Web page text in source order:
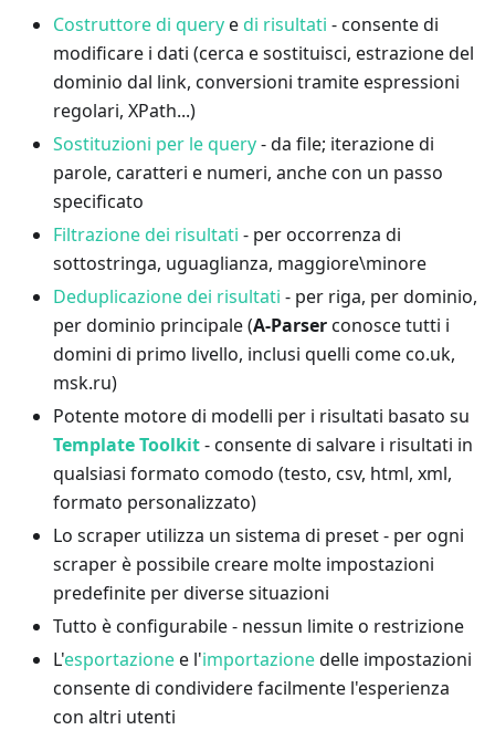
Costruttore di queryedi risultati - consente di
modificare i dati (cerca e sostituisci, estrazione del
dominio dal link, conversioni tramite espressioni
regolari, XPath...)
Sostituzioni per le query- da file; iterazione di
parole, caratteri e numeri, anche con un passo
specificato
Filtrazione dei risultati - per occorrenza di
sottostringa, uguaglianza, maggiore\minore
Deduplicazione dei risultati - per riga, per dominio,
per dominio principale (A-Parserconosce tutti i
domini di primo livello, inclusi quelli come co.uk,
msk.ru)
Potente motore di modelli per i risultati basato su
Template Toolkit- consente di salvare i risultati in
qualsiasi formato comodo (testo, csv, html, xml,
formato personalizzato)
Lo scraper utilizza un sistema di preset - per ogni
scraper è possibile creare molte impostazioni
predefinite per diverse situazioni
Tutto è configurabile - nessun limite o restrizione
L'esportazionee l'importazionedelle impostazioni
consente di condividere facilmente l'esperienza
con altri utenti